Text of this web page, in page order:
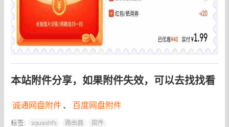
本站附件分享，如果附件失效，可以去找找看
诚通网盘附件 、 百度网盘附件
标签: squashfs 路由器
固件